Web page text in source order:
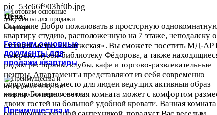
Готовим основные
документы для
продажи квартиры
Преимущества и
pic_53c66f903bf0b.jpg
Цена:
Описание Добро пожаловать в просторную
квартиру студию, расположенную на 7 этаже, неподалеку
станции метро «Калужская». Вы сможете посетить МД-
галерею, музей-библиотеку Фёдорова, а также
рядом рестораны, клубы, кафе и торгово-развлекательные
центры. Апартаменты представляют из себя современно
оборудованное место для людей ведущих активный образ
жизни. Большая светлая комната может с комфортом
двоих гостей на большой удобной кровати. Ванная
оснащенная модной сантехникой, порадует Вас веселым